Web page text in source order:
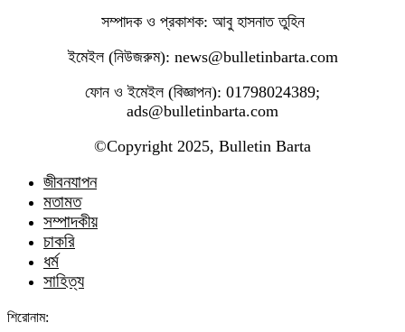
সম্পাদক ও প্রকাশক: আবু হাসনাত তুহিন
ইমেইল (নিউজরুম): news@bulletinbarta.com
ফোন ও ইমেইল (বিজ্ঞাপন): 01798024389;
ads@bulletinbarta.com
©️Copyright 2025, Bulletin Barta
জীবনযাপন
মতামত
সম্পাদকীয়
চাকরি
ধর্ম
সাহিত্য
শিরোনাম: